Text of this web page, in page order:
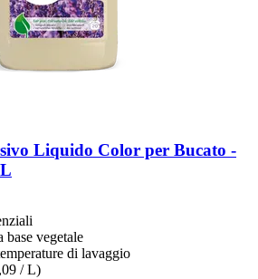
Liquido Color per Bucato -​
base vegetale
di lavaggio
/ L)